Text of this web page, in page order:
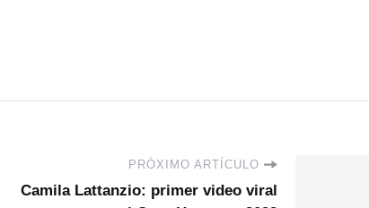
PRÓXIMO ARTÍCULO
Camila Lattanzio: primer video viral